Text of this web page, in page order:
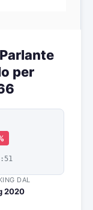
per
DAL
2020